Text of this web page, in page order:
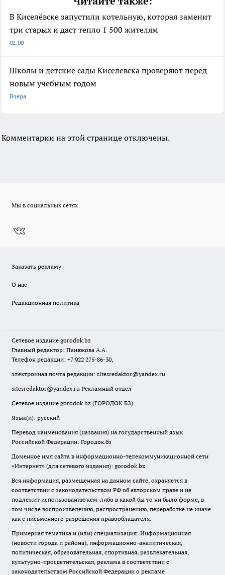
В Киселёвске запустили котельную, которая заменит
три старых и даст тепло 1 500 жителям
02:00
Школы и детские сады Киселевска проверяют перед
новым учебным годом
Вчера
Комментарии на этой странице отключены.
Мы в социальных сетях
Заказать рекламу
О нас
Редакционная политика
Сетевое издание gorodok.bz
Главный редактор: Панюкова А.А.
Телефон редакции: +7 922 275-86-30,
электронная почта редакции: sitesredaktor@yandex.ru
sitesredaktor@yandex.ru Рекламный отдел
Сетевое издание gorodok.bz (ГОРОДОК.БЗ)
Язык(и): русский
Перевод наименования (названия) на государственный язык
Российской Федерации: Городок.бз
Доменное имя сайта в информационно-телекоммуникационной сети
«Интернет» (для сетевого издания): gorodok.bz
Вся информация, размещенная на данном сайте, охраняется в
соответствии с законодательством РФ об авторском праве и не
подлежит использованию кем-либо в какой бы то ни было форме, в
том числе воспроизведению, распространению, переработке не иначе
как с письменного разрешения правообладателя.
Примерная тематика и (или) специализация: Информационная
(новости города и района), информационно-аналитическая,
политическая, образовательная, спортивная, развлекательная,
культурно-просветительская, реклама в соответствии с
законодательством Российской Федерации о рекламе